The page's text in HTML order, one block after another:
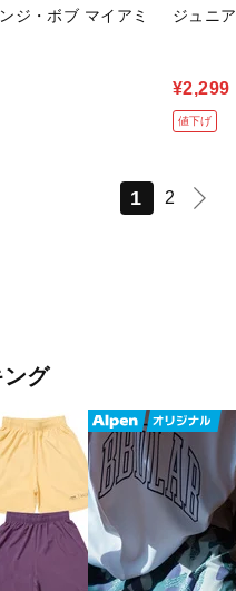
ジ・ボブ マイアミ
ジュニ
¥2,299
値下げ
1 2
グ